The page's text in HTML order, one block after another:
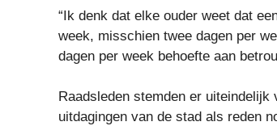
“Ik denk dat elke ouder weet dat
week, misschien twee dagen per
dagen per week behoefte aan
Raadsleden stemden er
uitdagingen van de stad als reden